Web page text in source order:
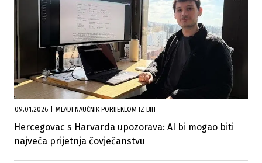
09.01.2026 MLADI NAUČNIK PORIJEKLOM IZ BIH
Hercegovac s Harvarda upozorava: AI bi mogao biti
najveća prijetnja čovječanstvu